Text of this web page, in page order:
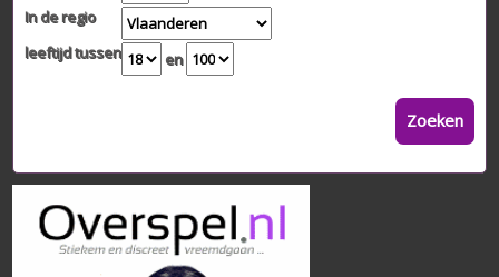
In de regio
leeftijd tussen
en
Zoeken